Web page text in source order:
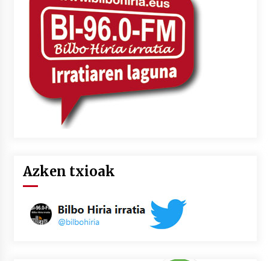
2026/07/03
MUSIBLA #297: Bide, Boards Of Canada, Somak,
Tiga, Twisted Teens, Underscores, Habia
2026/07/02
Azken txioak